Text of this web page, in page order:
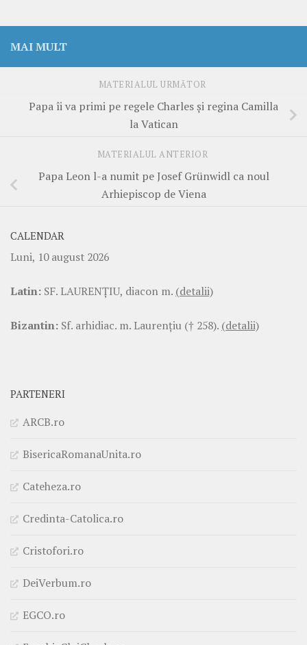
MAI MULT
MATERIALUL URMĂTOR
Papa îi va primi pe regele Charles și regina Camilla
la Vatican
MATERIALUL ANTERIOR
Papa Leon l-a numit pe Josef Grünwidl ca noul
Arhiepiscop de Viena
CALENDAR
Luni, 10 august 2026
Latin: SF. LAURENŢIU, diacon m. (detalii)
Bizantin: Sf. arhidiac. m. Laurenţiu († 258). (detalii)
PARTENERI
ARCB.ro
BisericaRomanaUnita.ro
Cateheza.ro
Credinta-Catolica.ro
Cristofori.ro
DeiVerbum.ro
EGCO.ro